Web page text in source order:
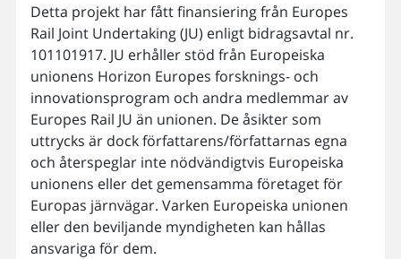
Detta projekt har fått finansiering från Europes
Rail Joint Undertaking (JU) enligt bidragsavtal nr.
101101917. JU erhåller stöd från Europeiska
unionens Horizon Europes forsknings- och
innovationsprogram och andra medlemmar av
Europes Rail JU än unionen. De åsikter som
uttrycks är dock författarens/författarnas egna
och återspeglar inte nödvändigtvis Europeiska
unionens eller det gemensamma företaget för
Europas järnvägar. Varken Europeiska unionen
eller den beviljande myndigheten kan hållas
ansvariga för dem.